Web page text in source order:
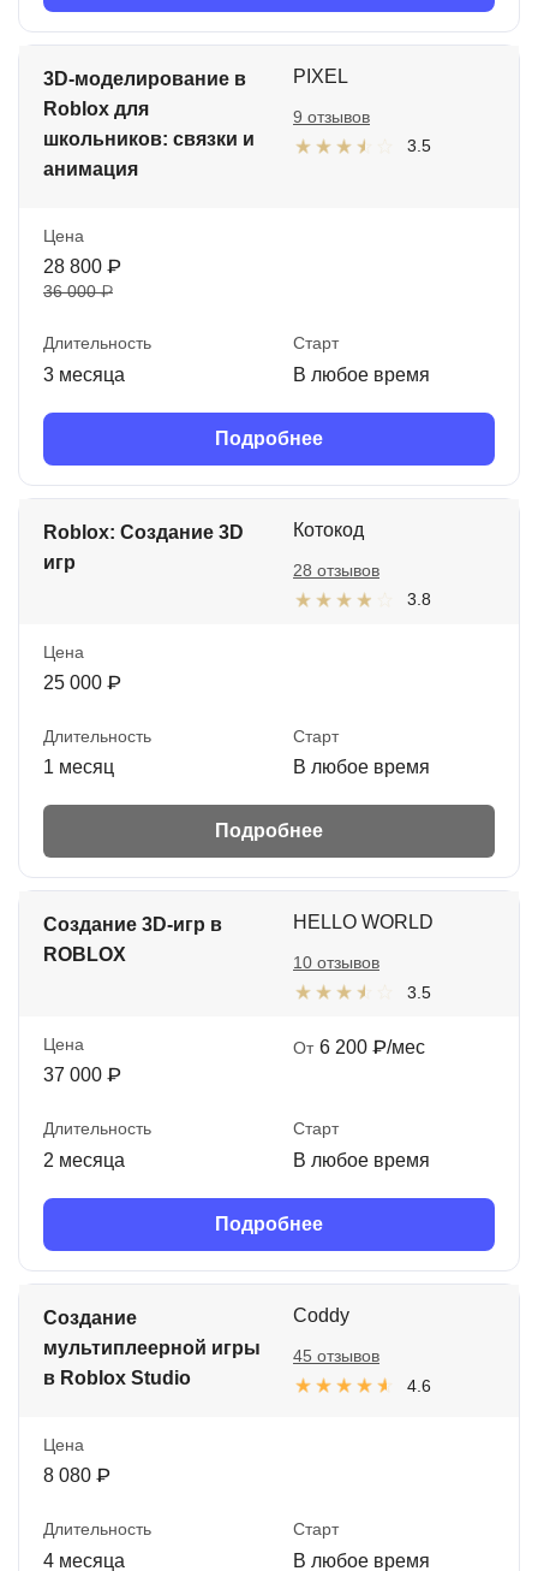
3D-моделирование в
Roblox для
школьников: связки и
анимация
PIXEL
3.5
9 отзывов
Цена
28 800 ₽
36 000 ₽
Длительность
3 месяца
Старт
В любое время
Подробнее
Roblox: Создание 3D
игр
Котокод
3.8
28 отзывов
Цена
25 000 ₽
Длительность
1 месяц
Старт
В любое время
Подробнее
Создание 3D‑игр в
ROBLOX
HELLO WORLD
3.5
10 отзывов
Цена
37 000 ₽
От 6 200 ₽/мес
Длительность
2 месяца
Старт
В любое время
Подробнее
Создание
мультиплеерной игры
в Roblox Studio
Coddy
4.6
45 отзывов
Цена
8 080 ₽
Длительность
4 месяца
Старт
В любое время